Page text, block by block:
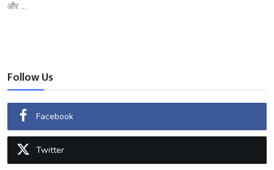
धरोहर
उपन्यास
सिनेमा
शायरी
ग़ज़ल
और ...
Follow Us
Facebook
Twitter